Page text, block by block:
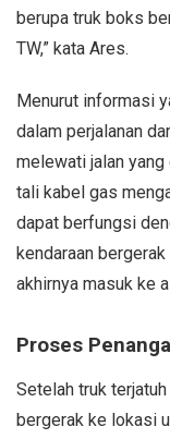
berupa truk boks
TW,” kata Ares.
Menurut informasi
dalam perjalanan
melewati jalan yang
tali kabel gas
dapat berfungsi
kendaraan
akhirnya masuk ke
Proses
Setelah truk
bergerak ke lokasi